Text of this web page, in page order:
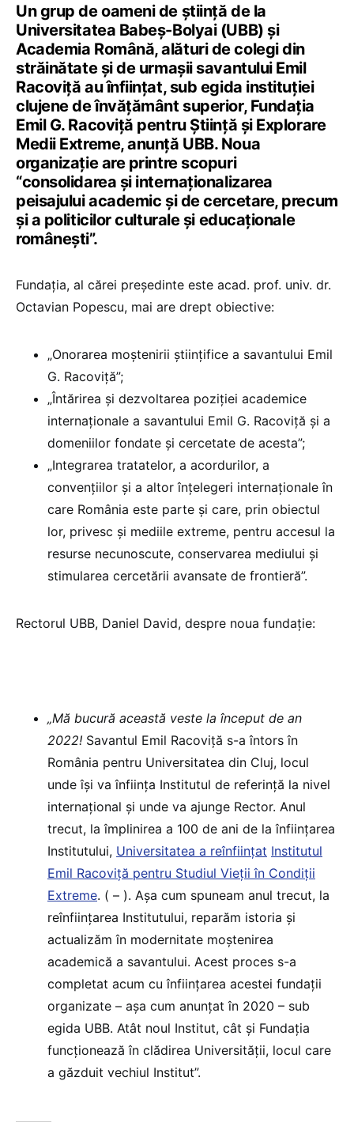
Un grup de oameni de știință de la
Universitatea Babeș-Bolyai (UBB) și
Academia Română, alături de colegi din
străinătate și de urmașii savantului Emil
Racoviță au înființat, sub egida instituției
clujene de învățământ superior, Fundația
Emil G. Racoviță pentru Știință și Explorare
Medii Extreme, anunță UBB. Noua
organizație are printre scopuri
“consolidarea și internaționalizarea
peisajului academic și de cercetare, precum
și a politicilor culturale și educaționale
românești”.
Fundația, al cărei președinte este acad. prof. univ. dr.
Octavian Popescu, mai are drept obiective:
„Onorarea moștenirii științifice a savantului Emil
G. Racoviță”;
„Întărirea și dezvoltarea poziției academice
internaționale a savantului Emil G. Racoviță și a
domeniilor fondate și cercetate de acesta”;
„Integrarea tratatelor, a acordurilor, a
convențiilor și a altor înțelegeri internaționale în
care România este parte și care, prin obiectul
lor, privesc și mediile extreme, pentru accesul la
resurse necunoscute, conservarea mediului și
stimularea cercetării avansate de frontieră”.
Rectorul UBB, Daniel David, despre noua fundație:
„Mă bucură această veste la început de an
2022! Savantul Emil Racoviță s-a întors în
România pentru Universitatea din Cluj, locul
unde își va înființa Institutul de referință la nivel
internațional și unde va ajunge Rector. Anul
trecut, la împlinirea a 100 de ani de la înființarea
Institutului, Universitatea a reînființat Institutul
Emil Racoviță pentru Studiul Vieții în Condiții
Extreme. ( – ). Așa cum spuneam anul trecut, la
reînființarea Institutului, reparăm istoria și
actualizăm în modernitate moștenirea
academică a savantului. Acest proces s-a
completat acum cu înființarea acestei fundații
organizate – așa cum anunțat în 2020 – sub
egida UBB. Atât noul Institut, cât și Fundația
funcționează în clădirea Universității, locul care
a găzduit vechiul Institut”.